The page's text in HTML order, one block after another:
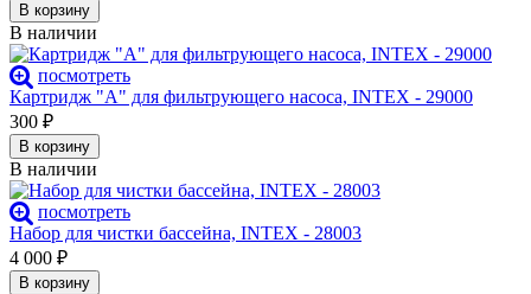
В корзину
В наличии
посмотреть
Картридж "А" для фильтрующего насоса, INTEX - 29000
300 ₽
В корзину
В наличии
посмотреть
Набор для чистки бассейна, INTEX - 28003
4 000 ₽
В корзину